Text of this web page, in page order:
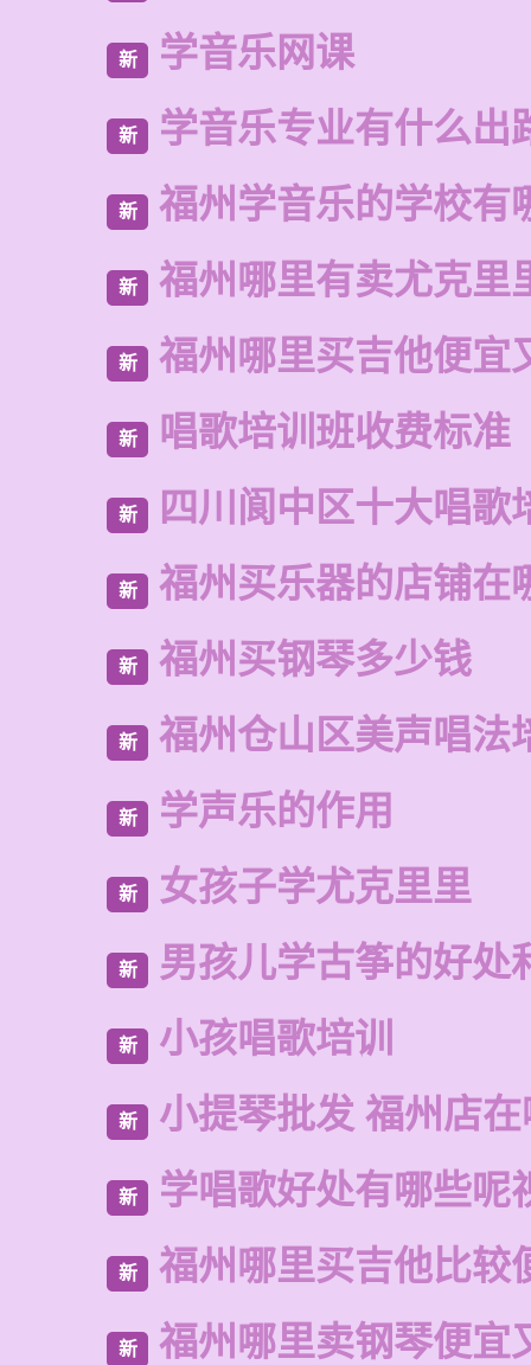
新 学音乐网课
新 学音乐专业有什么出
新 福州学音乐的学校有
新 福州哪里有卖尤克里
新 福州哪里买吉他便宜
新 唱歌培训班收费标准
新 四川阆中区十大唱歌
新 福州买乐器的店铺在
新 福州买钢琴多少钱
新 福州仓山区美声唱法
新 学声乐的作用
新 女孩子学尤克里里
新 男孩儿学古筝的好处
新 小孩唱歌培训
新 小提琴批发 福州店
新 学唱歌好处有哪些呢
新 福州哪里买吉他比较
新 福州哪里卖钢琴便宜